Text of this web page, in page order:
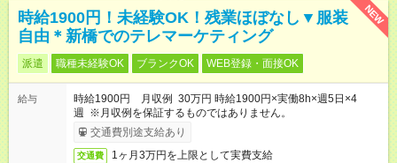
NEW
時給1900円！未経験OK！残業ほぼなし▼服装
自由＊新橋でのテレマーケティング
派遣 職種未経験OK ブランクOK WEB登録・面接OK
給与
時給1900円 月収例 30万円 時給1900円×実働8h×週5日×4
週 ※月収例を保証するものではありません。
交通費別途支給あり
交通費 1ヶ月3万円を上限として実費支給